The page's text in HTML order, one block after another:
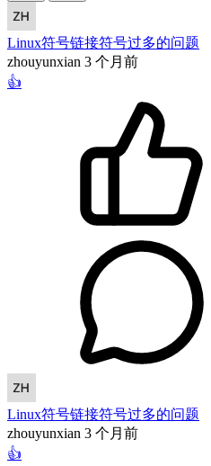
Linux符号链接符号过多的问题
zhouyunxian 3 个月前
👍
Linux符号链接符号过多的问题
zhouyunxian 3 个月前
👍